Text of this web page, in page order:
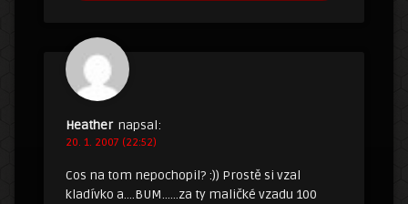
Heather napsal:
20. 1. 2007 (22:52)
Cos na tom nepochopil? :)) Prostě si vzal
kladívko a….BUM……za ty maličké vzadu 100